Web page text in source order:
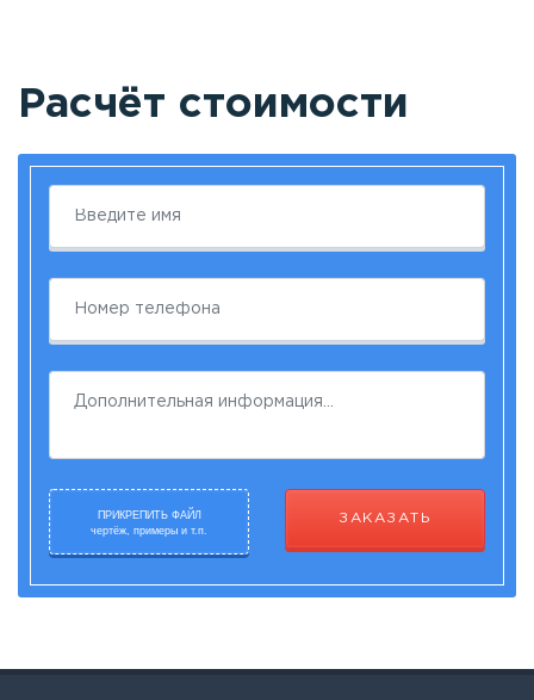
Расчёт стоимости
ПРИКРЕПИТЬ ФАЙЛ
чертёж, примеры и т.п.
ЗАКАЗАТЬ